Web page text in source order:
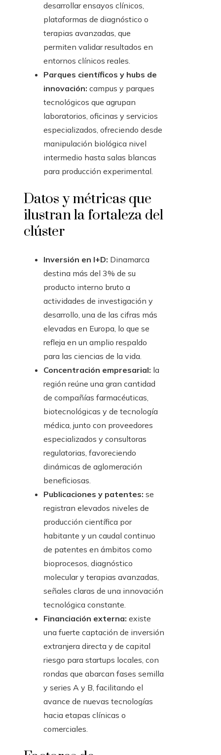
desarrollar ensayos clínicos,
plataformas de diagnóstico o
terapias avanzadas, que
permiten validar resultados en
entornos clínicos reales.
Parques científicos y hubs de
innovación: campus y parques
tecnológicos que agrupan
laboratorios, oficinas y servicios
especializados, ofreciendo desde
manipulación biológica nivel
intermedio hasta salas blancas
para producción experimental.
Datos y métricas que
ilustran la fortaleza del
clúster
Inversión en I+D: Dinamarca
destina más del 3% de su
producto interno bruto a
actividades de investigación y
desarrollo, una de las cifras más
elevadas en Europa, lo que se
refleja en un amplio respaldo
para las ciencias de la vida.
Concentración empresarial: la
región reúne una gran cantidad
de compañías farmacéuticas,
biotecnológicas y de tecnología
médica, junto con proveedores
especializados y consultoras
regulatorias, favoreciendo
dinámicas de aglomeración
beneficiosas.
Publicaciones y patentes: se
registran elevados niveles de
producción científica por
habitante y un caudal continuo
de patentes en ámbitos como
bioprocesos, diagnóstico
molecular y terapias avanzadas,
señales claras de una innovación
tecnológica constante.
Financiación externa: existe
una fuerte captación de inversión
extranjera directa y de capital
riesgo para startups locales, con
rondas que abarcan fases semilla
y series A y B, facilitando el
avance de nuevas tecnologías
hacia etapas clínicas o
comerciales.